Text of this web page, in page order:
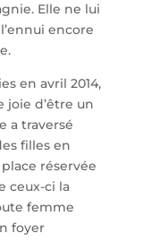
Elle ne lui
encore
en avril 2014,
joie d’être un
a traversé
filles en
réservée
ceux-ci la
femme
foyer